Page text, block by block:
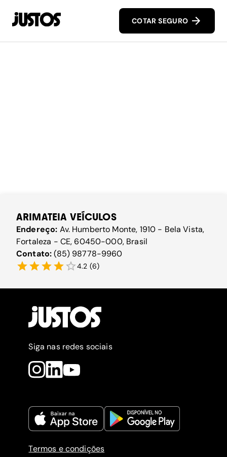
COTAR SEGURO
ARIMATEIA VEÍCULOS
Endereço: Av. Humberto Monte, 1910 - Bela Vista,
Fortaleza - CE, 60450-000, Brasil
Contato:(85) 98778-9960
4.2 (6)
Siga nas redes sociais
Termos e condições